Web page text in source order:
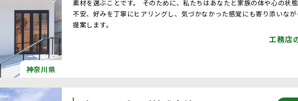
神奈川県
素材を選ぶことです。 そのために、私たちはあなたと家族の体や心の状態
不安、好みを丁寧にヒアリングし、気づかなかった感覚にも寄り添いなが
提案します。
工務店